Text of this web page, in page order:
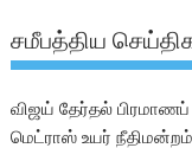
சமீபத்திய
விஜய் தேர்தல் பிரமாணப்
மெட்ராஸ் உயர்